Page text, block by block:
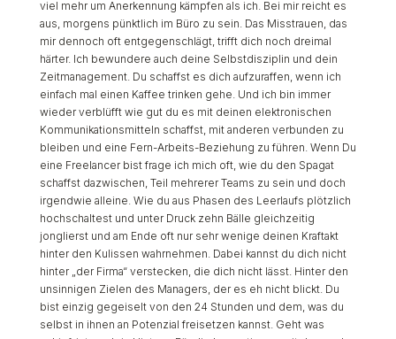
viel mehr um Anerkennung kämpfen als ich. Bei mir reicht es
aus, morgens pünktlich im Büro zu sein. Das Misstrauen, das
mir dennoch oft entgegenschlägt, trifft dich noch dreimal
härter. Ich bewundere auch deine Selbstdisziplin und dein
Zeitmanagement. Du schaffst es dich aufzuraffen, wenn ich
einfach mal einen Kaffee trinken gehe. Und ich bin immer
wieder verblüfft wie gut du es mit deinen elektronischen
Kommunikationsmitteln schaffst, mit anderen verbunden zu
bleiben und eine Fern-Arbeits-Beziehung zu führen. Wenn Du
eine Freelancer bist frage ich mich oft, wie du den Spagat
schaffst dazwischen, Teil mehrerer Teams zu sein und doch
irgendwie alleine. Wie du aus Phasen des Leerlaufs plötzlich
hochschaltest und unter Druck zehn Bälle gleichzeitig
jonglierst und am Ende oft nur sehr wenige deinen Kraftakt
hinter den Kulissen wahrnehmen. Dabei kannst du dich nicht
hinter „der Firma“ verstecken, die dich nicht lässt. Hinter den
unsinnigen Zielen des Managers, der es eh nicht blickt. Du
bist einzig gegeiselt von den 24 Stunden und dem, was du
selbst in ihnen an Potenzial freisetzen kannst. Geht was